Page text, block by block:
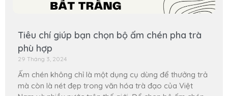
Tiêu chí giúp bạn chọn bộ ấm chén pha trà
phù hợp
29 Tháng 3, 2024
Ấm chén không chỉ là một dụng cụ dùng để thưởng trả
mà còn là nét đẹp trong văn hóa trà đạo của Việt